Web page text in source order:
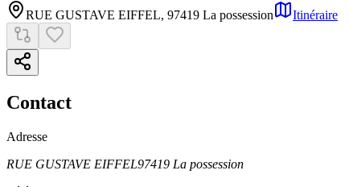
RUE GUSTAVE EIFFEL, 97419 La possession Itinéraire
Contact
Adresse
RUE GUSTAVE EIFFEL97419 La possession